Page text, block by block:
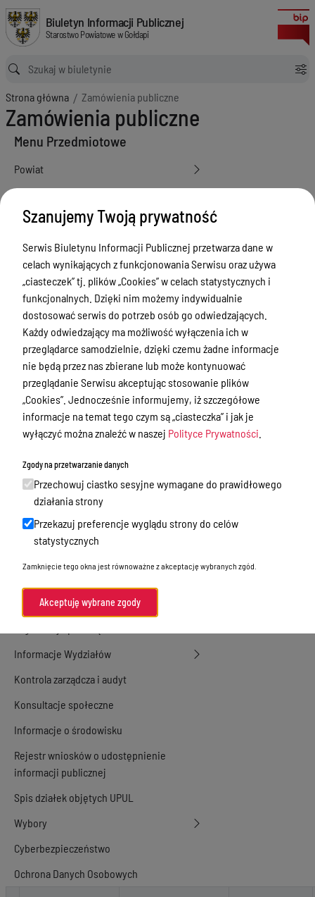
Zamówienia publiczne
Biuletyn Informacji Publicznej Starostwo Powiatowe w Gołdapi
Biuletyn Informacji Publicznej
Starostwo Powiatowe w Gołdapi
Ścieżka powrotu
Strona główna Zamówienia publiczne
Zamówienia publiczne
Menu Przedmiotowe
Powiat
Zarząd Powiatu
Starostwo Powiatowe
Petycje
Oświadczenia majątkowe
Zamówienia publiczne
Praca w Starostwie
Akty prawne
Informacje, konkursy, ogłoszenia
Plan postępowań o udzielenie
zamówień publicznych
Menu Podmiotowe
Nieodpłatna Pomoc Prawna w Powiecie
Gołdapskim
Wykazy danych o dokumentach
zawierających informacje o środowisku
Audyty i kontrole
Informacje Wydziałów
Kontrola zarządcza i audyt
Konsultacje społeczne
Informacje o środowisku
Rejestr wniosków o udostępnienie
informacji publicznej
Spis działek objętych UPUL
Wybory
Cyberbezpieczeństwo
Ochrona Danych Osobowych
Szanujemy Twoją prywatność
Serwis Biuletynu Informacji Publicznej przetwarza dane w
celach wynikających z funkcjonowania Serwisu oraz używa
„ciasteczek” tj. plików „Cookies” w celach statystycznych i
funkcjonalnych. Dzięki nim możemy indywidualnie
dostosować serwis do potrzeb osób go odwiedzających.
Każdy odwiedzający ma możliwość wyłączenia ich w
przeglądarce samodzielnie, dzięki czemu żadne informacje
nie będą przez nas zbierane lub może kontynuować
przeglądanie Serwisu akceptując stosowanie plików
„Cookies”. Jednocześnie informujemy, iż szczegółowe
informacje na temat tego czym są „ciasteczka” i jak je
wyłączyć można znaleźć w naszej Polityce Prywatności
Zgody na przetwarzanie danych
Przechowuj ciastko sesyjne wymagane do prawidłowego
działania strony
Przekazuj preferencje wyglądu strony do celów
statystycznych
Zamknięcie tego okna jest równoważne z akceptację wybranych zgód.
Akceptuję wybrane zgody